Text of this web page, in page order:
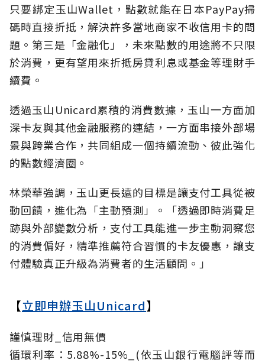
只要綁定玉山Wallet，點數就能在日本PayPay掃
碼時直接折抵，解決許多當地商家不收信用卡的問
題。第三是「金融化」，未來點數的用途將不只限
於消費，更有望用來折抵房貸利息或基金等理財手
續費。
透過玉山Unicard累積的消費數據，玉山一方面加
深卡友與其他金融服務的連結，一方面串接外部場
景與跨業合作，共同組成一個持續流動、彼此強化
的點數經濟圈。
林榮華強調，玉山更長遠的目標是讓支付工具從被
動回饋，進化為「主動預測」。「透過即時消費足
跡與外部變數分析，支付工具能進一步主動洞察您
的消費偏好，精準推薦符合習慣的卡友優惠，讓支
付體驗真正升級為消費者的生活顧問。」
【立即申辦玉山Unicard】
謹慎理財_信用無價
循環利率：5.88%-15%_(依玉山銀行電腦評等而